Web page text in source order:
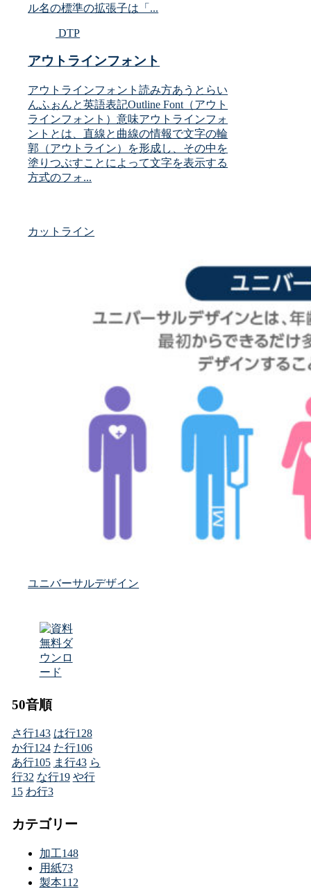
ル名の標準の拡張子は「...
DTP
アウトラインフォント
アウトラインフォント読み方あうとらい
んふぉんと英語表記Outline Font（アウト
ラインフォント）意味アウトラインフォ
ントとは、直線と曲線の情報で文字の輪
郭（アウトライン）を形成し、その中を
塗りつぶすことによって文字を表示する
方式のフォ...
カットライン
ユニバーサルデザイン
50音順
さ行143 は行128
か行124 た行106
あ行105 ま行43 ら
行32 な行19 や行
15 わ行3
カテゴリー
加工148
用紙73
製本112